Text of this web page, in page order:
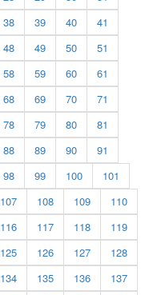
38 39 40
41
48 49 50
51
58 59 60
61
68 69 70
71
78 79 80
81
88 89 90
91
98 99 100
101
107 108 109
110
116 117 118
119
125 126 127
128
134 135 136
137